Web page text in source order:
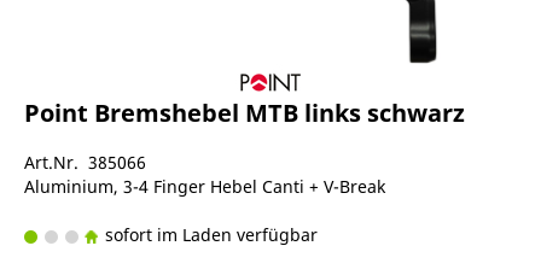
Point Bremshebel MTB links schwarz
Art.Nr. 385066
Aluminium, 3-4 Finger Hebel Canti + V-Break
sofort im Laden verfügbar